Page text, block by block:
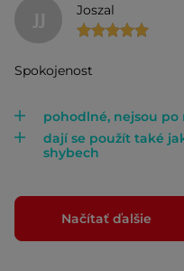
JJ Joszal
Spokojenost
pohodlné, nejsou
dají se použít také
shybech
Načítať ďalšie